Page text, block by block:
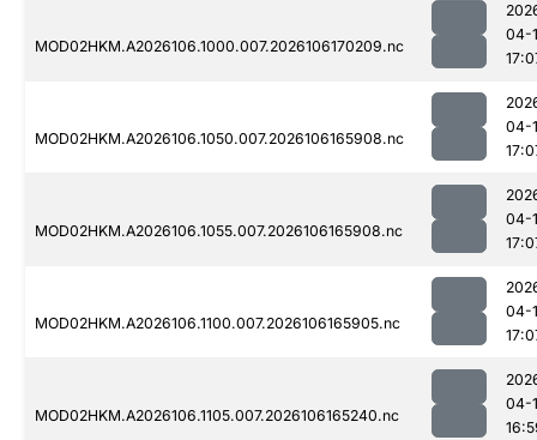
MOD02HKM.A2026106.1000.007.2026106170209.nc
04-
MOD02HKM.A2026106.1050.007.2026106165908.nc
04-
MOD02HKM.A2026106.1055.007.2026106165908.nc
04-
MOD02HKM.A2026106.1100.007.2026106165905.nc
04-
MOD02HKM.A2026106.1105.007.2026106165240.nc
04-